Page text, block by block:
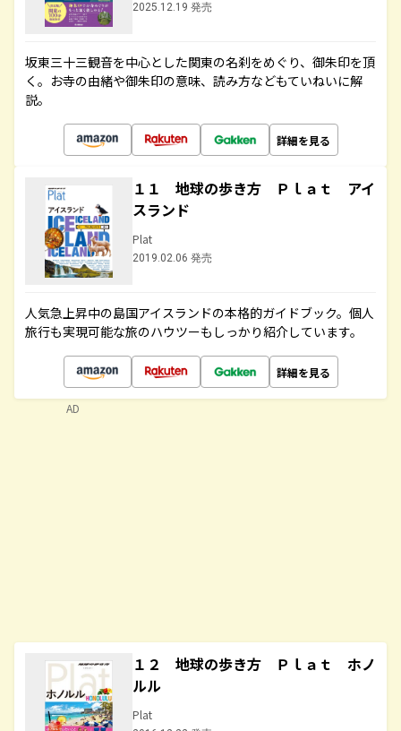
2025.12.19 発売
坂東三十三観音を中心とした関東の名刹をめぐり、御朱印を頂
く。お寺の由緒や御朱印の意味、読み方などもていねいに解
説。
詳細を見る
１１ 地球の歩き方 Ｐｌａｔ アイ
スランド
Plat
2019.02.06 発売
人気急上昇中の島国アイスランドの本格的ガイドブック。個人
旅行も実現可能な旅のハウツーもしっかり紹介しています。
詳細を見る
１２ 地球の歩き方 Ｐｌａｔ ホノ
ルル
Plat
AD